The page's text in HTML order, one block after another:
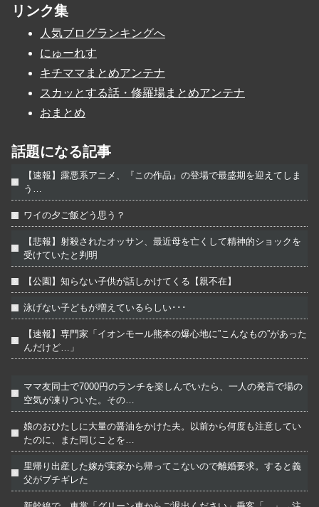
リンク集
人気ブログランキングへ
にゅーれす
キチママまとめアンテナ
スカッとする話・修羅場まとめアンテナ
おまとめ
話題になる記事
【速報】露悪系アニメ、『この作品』の登場で最盛期を迎えてしま
う…
ワイの夕ご飯どう思う？
【悲報】射殺されたオッサン、最近母を亡くして精神的ショックを
受けていたと判明
【公園】知らない子供が話しかけてくる【親不在】
泳げない子どもが増えているらしい･･･
【速報】専門家「イオンモール熊本の爆心地に”こんなもの”があった
んだけど…」
ママ友同士で7000円のランチを楽しんでいたら、一人の発言で場の
空気が凍りついた。その…
娘のおひたしに大量の醤油をかけた夫。以前から何度も注意してい
たのに、また同じことを…
里帰り出産した嫁が実家から帰ってこないので離婚要求。すると義
父がブチギレた